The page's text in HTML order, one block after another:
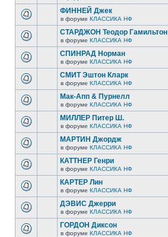
ФИННЕЙ Джек
в форуме КЛАССИКА НФ
СТАРДЖОН Теодор Гамильтон
в форуме КЛАССИКА НФ
СПИНРАД Норман
в форуме КЛАССИКА НФ
СМИТ Эштон Кларк
в форуме КЛАССИКА НФ
Мак-Апп & Пурнелл
в форуме КЛАССИКА НФ
МИЛЛЕР Питер Ш.
в форуме КЛАССИКА НФ
МАРТИН Джордж
в форуме КЛАССИКА НФ
КАТТНЕР Генри
в форуме КЛАССИКА НФ
КАРТЕР Лин
в форуме КЛАССИКА НФ
ДЭВИС Джерри
в форуме КЛАССИКА НФ
ГОРДОН Диксон
в форуме КЛАССИКА НФ